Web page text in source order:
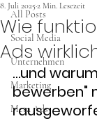
All Posts
Social Media
Unternehmen
Marketing
Meta Ads
Wie
Ads
8. Juli 20252 Min. Lesezeit
…und
bewerben"